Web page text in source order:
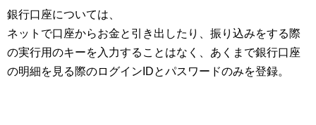
銀行口座については、
ネットで口座からお金と引き出したり、振り込みをする際
の実行用のキーを入力することはなく、あくまで銀行口座
の明細を見る際のログインIDとパスワードのみを登録。